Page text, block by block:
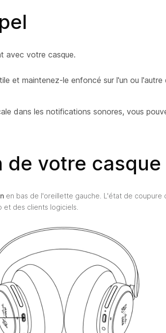
avec votre casque.
et maintenez-le enfoncé sur l'un ou l'autre
dans les notifications sonores, vous
de votre casque
en bas de l'oreillette gauche. L'état de coupure
des clients logiciels.